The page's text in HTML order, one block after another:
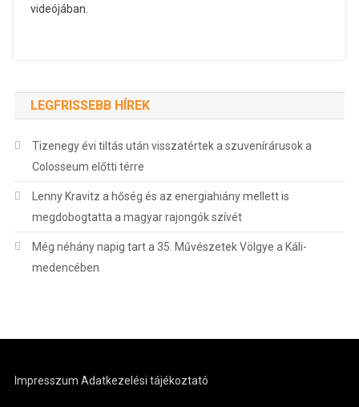
videójában.
LEGFRISSEBB HÍREK
Tizenegy évi tiltás után visszatértek a szuvenírárusok a
Colosseum előtti térre
Lenny Kravitz a hőség és az energiahiány mellett is
megdobogtatta a magyar rajongók szívét
Még néhány napig tart a 35. Művészetek Völgye a Káli-
medencében
Impresszum Adatkezelési tájékoztató